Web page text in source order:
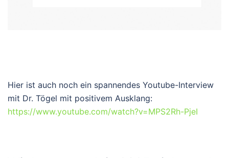
Hier ist auch noch ein spannendes Youtube-Interview
mit Dr. Tögel mit positivem Ausklang:
https://www.youtube.com/watch?v=MPS2Rh-PjeI